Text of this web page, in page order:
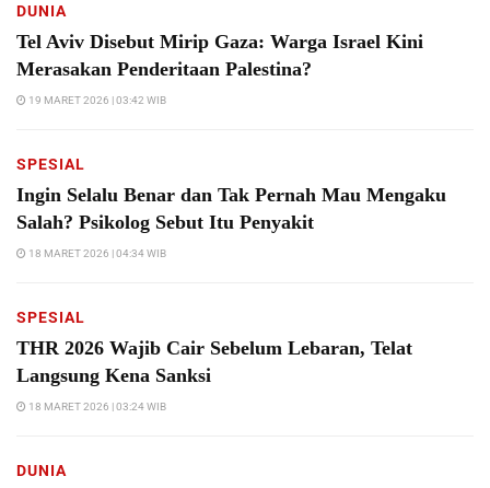
DUNIA
Tel Aviv Disebut Mirip Gaza: Warga Israel Kini
Merasakan Penderitaan Palestina?
19 MARET 2026 | 03:42 WIB
SPESIAL
Ingin Selalu Benar dan Tak Pernah Mau Mengaku
Salah? Psikolog Sebut Itu Penyakit
18 MARET 2026 | 04:34 WIB
SPESIAL
THR 2026 Wajib Cair Sebelum Lebaran, Telat
Langsung Kena Sanksi
18 MARET 2026 | 03:24 WIB
DUNIA